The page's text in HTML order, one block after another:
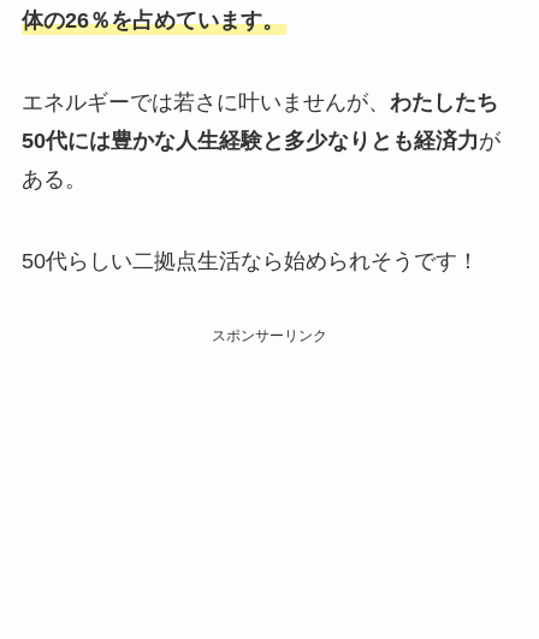
体の26％を占めています。
エネルギーでは若さに叶いませんが、 わたしたち
50代には豊かな人生経験と多少なりとも経済力が
ある。
50代らしい二拠点生活なら始められそうです！
スポンサーリンク